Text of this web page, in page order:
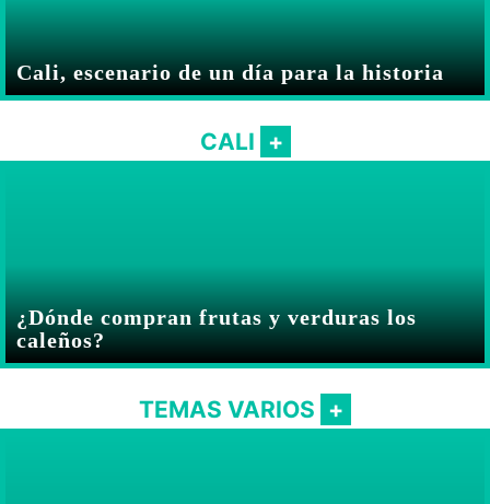
Cali, escenario de un día para la historia
CALI
¿Dónde compran frutas y verduras los
caleños?
TEMAS VARIOS